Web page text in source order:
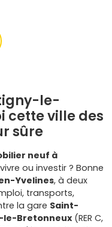
le-
cette ville des
sûre
neuf à
ou investir ? Bonne
Yvelines, à deux
transports,
la gare Saint-
le-Bretonneux(RER C,